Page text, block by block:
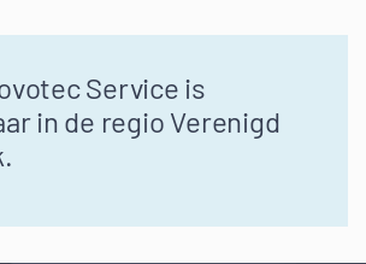
Service is
in de regio Verenigd